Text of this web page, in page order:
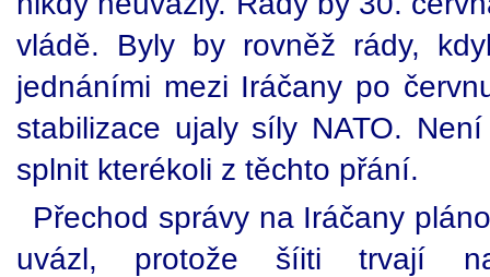
vládě. Byly by rovněž rády,
jednáními mezi Iráčany po
stabilizace ujaly síly NATO.
splnit kterékoli z těchto přání.
Přechod správy na Iráčany
uvázl, protože šíiti trvají